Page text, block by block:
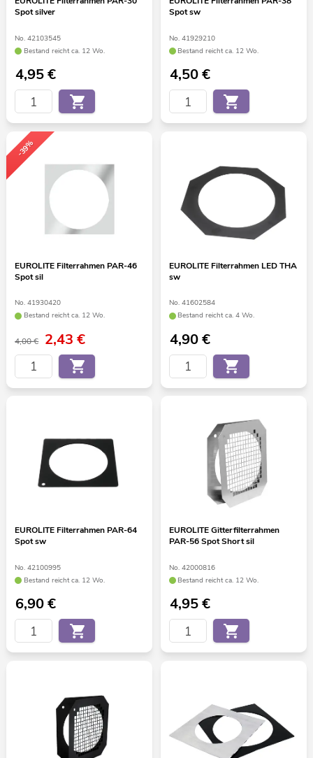
Spot silver
No. 42103545
Bestand reicht ca. 12 Wo.
4,95€
Spot sw
No. 41929210
Bestand reicht ca. 12 Wo.
4,50€
-39%
EUROLITE Filterrahmen PAR-46
Spot sil
No. 41930420
Bestand reicht ca. 12 Wo.
4,00 € 2,43€
EUROLITE Filterrahmen LED THA
sw
No. 41602584
Bestand reicht ca. 4 Wo.
4,90€
EUROLITE Filterrahmen PAR-64
Spot sw
No. 42100995
Bestand reicht ca. 12 Wo.
6,90€
EUROLITE Gitterfilterrahmen
PAR-56 Spot Short sil
No. 42000816
Bestand reicht ca. 12 Wo.
4,95€